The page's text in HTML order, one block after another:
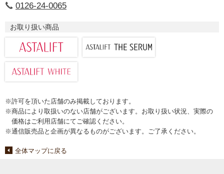
0126-24-0065
お取り扱い商品
※許可を頂いた店舗のみ掲載しております。
※商品により取扱いのない店舗がございます。お取り扱い状況、実際の
価格はご利用店舗にてご確認ください。
※通信販売品と企画が異なるものがございます。ご了承ください。
全体マップに戻る